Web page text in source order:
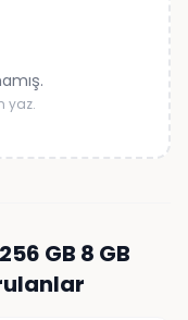
yaz.
GB 8 GB